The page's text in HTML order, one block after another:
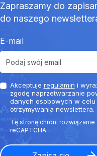
Zapraszamy do
do naszego
E-mail
Akceptuje regulamin i
zgodę naprzetwarzanie
danych osobowych w celu
otrzymywania newslettera.